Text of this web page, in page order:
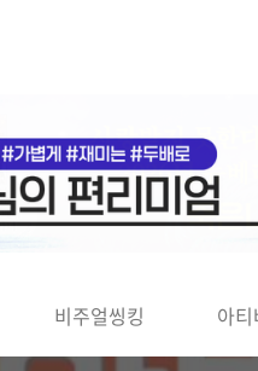
비주얼씽킹 아